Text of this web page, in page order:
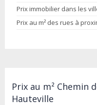
Prix immobilier dans les
Prix au m² des rues à
Prix au m² Chemin
Hauteville